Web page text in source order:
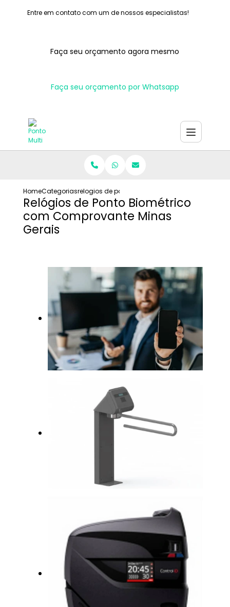
Entre em contato com um de nossos especialistas!
Faça seu orçamento agora mesmo
Faça seu orçamento por Whatsapp
HomeCategoriasrelogios de ponto biometrico com
Relógios de Ponto Biométrico
com Comprovante Minas
Gerais